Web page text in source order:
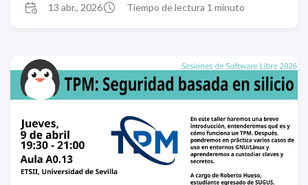
13 abr., 2026 Tiempo de lectura 1 minuto